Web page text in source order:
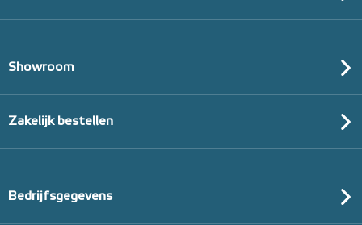
Showroom
Zakelijk bestellen
Bedrijfsgegevens